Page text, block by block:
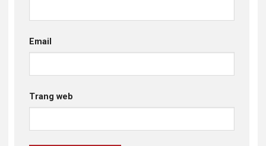
Email
Trang web